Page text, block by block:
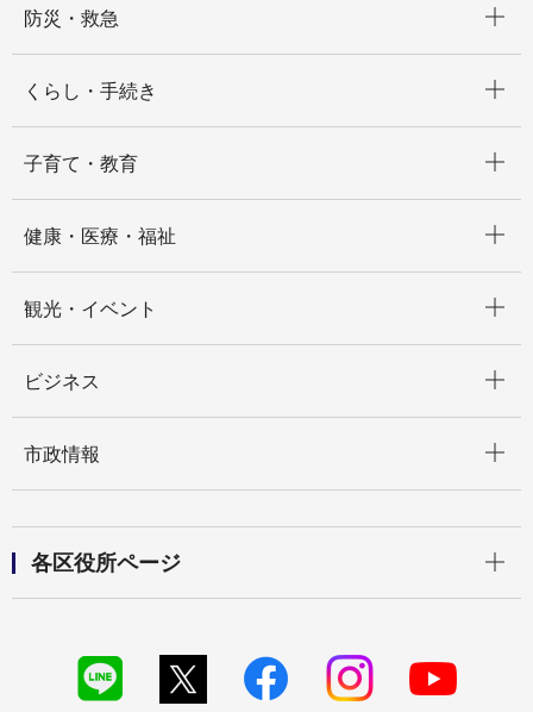
防災・救急
くらし・手続き
子育て・教育
健康・医療・福祉
観光・イベント
ビジネス
市政情報
各区役所ページ